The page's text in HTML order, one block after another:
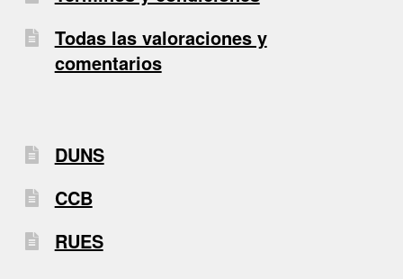
Todas las valoraciones y
comentarios
DUNS
CCB
RUES